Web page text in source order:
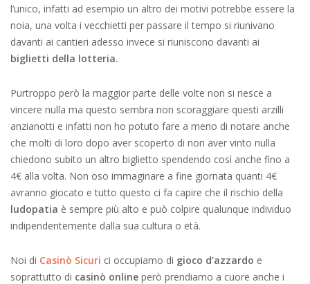
l’unico, infatti ad esempio un altro dei motivi potrebbe essere la
noia, una volta i vecchietti per passare il tempo si riunivano
davanti ai cantieri adesso invece si riuniscono davanti ai
biglietti della lotteria.
Purtroppo però la maggior parte delle volte non si riesce a
vincere nulla ma questo sembra non scoraggiare questi arzilli
anzianotti e infatti non ho potuto fare a meno di notare anche
che molti di loro dopo aver scoperto di non aver vinto nulla
chiedono subito un altro biglietto spendendo così anche fino a
4€ alla volta. Non oso immaginare a fine giornata quanti 4€
avranno giocato e tutto questo ci fa capire che il rischio della
ludopatia è sempre più alto e può colpire qualunque individuo
indipendentemente dalla sua cultura o età.
Noi di Casinò Sicuri ci occupiamo di gioco d’azzardo e
soprattutto di casinò online però prendiamo a cuore anche i